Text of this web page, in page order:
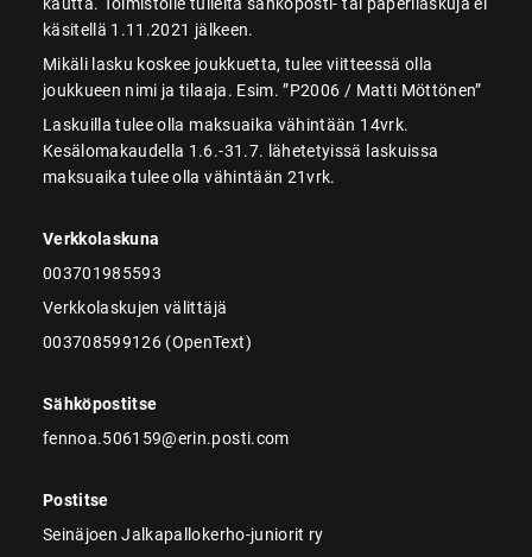
käsitellä 1.11.2021 jälkeen.
Mikäli lasku koskee joukkuetta, tulee viitteessä olla
joukkueen nimi ja tilaaja. Esim. ”P2006 / Matti Möttönen”
Laskuilla tulee olla maksuaika vähintään 14vrk.
Kesälomakaudella 1.6.-31.7. lähetetyissä laskuissa
maksuaika tulee olla vähintään 21vrk.
Verkkolaskuna
003701985593
Verkkolaskujen välittäjä
003708599126 (OpenText)
Sähköpostitse
fennoa.506159@erin.posti.com
Postitse
Seinäjoen Jalkapallokerho-juniorit ry